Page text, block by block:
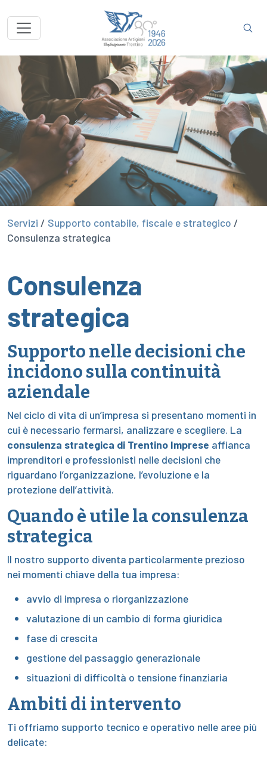
Servizi / Supporto contabile, fiscale e strategico /
Consulenza strategica
Consulenza
strategica
Supporto nelle decisioni che
incidono sulla continuità
aziendale
Nel ciclo di vita di un’impresa si presentano momenti in
cui è necessario fermarsi, analizzare e scegliere. La
consulenza strategica di Trentino Imprese affianca
imprenditori e professionisti nelle decisioni che
riguardano l’organizzazione, l’evoluzione e la
protezione dell’attività.
Quando è utile la consulenza
strategica
Il nostro supporto diventa particolarmente prezioso
nei momenti chiave della tua impresa:
avvio di impresa o riorganizzazione
valutazione di un cambio di forma giuridica
fase di crescita
gestione del passaggio generazionale
situazioni di difficoltà o tensione finanziaria
Ambiti di intervento
Ti offriamo supporto tecnico e operativo nelle aree più
delicate: